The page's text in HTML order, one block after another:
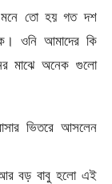
মনে তো হয় গত দশ
ওনি আমাদের কি
মাঝে অনেক গুলো
ভিতরে আসলেন
বড় বাবু হলো এই